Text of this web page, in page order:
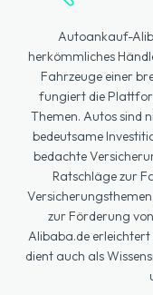
Autoankauf-
herkömmliches
Fahrzeuge einer
fungiert die
Themen. Autos sind
bedeutsame
bedachte
Ratschläge zur
zur Förderung
Alibaba.de
dient auch als